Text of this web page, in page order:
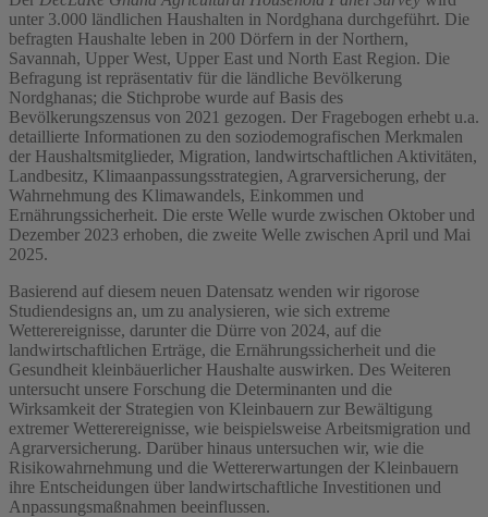
unter 3.000 ländlichen Haushalten in Nordghana durchgeführt. Die
befragten Haushalte leben in 200 Dörfern in der Northern,
Savannah, Upper West, Upper East und North East Region. Die
Befragung ist repräsentativ für die ländliche Bevölkerung
Nordghanas; die Stichprobe wurde auf Basis des
Bevölkerungszensus von 2021 gezogen. Der Fragebogen erhebt u.a.
detaillierte Informationen zu den soziodemografischen Merkmalen
der Haushaltsmitglieder, Migration, landwirtschaftlichen Aktivitäten,
Landbesitz, Klimaanpassungsstrategien, Agrarversicherung, der
Wahrnehmung des Klimawandels, Einkommen und
Ernährungssicherheit. Die erste Welle wurde zwischen Oktober und
Dezember 2023 erhoben, die zweite Welle zwischen April und Mai
2025.
Basierend auf diesem neuen Datensatz wenden wir rigorose
Studiendesigns an, um zu analysieren, wie sich extreme
Wetterereignisse, darunter die Dürre von 2024, auf die
landwirtschaftlichen Erträge, die Ernährungssicherheit und die
Gesundheit kleinbäuerlicher Haushalte auswirken. Des Weiteren
untersucht unsere Forschung die Determinanten und die
Wirksamkeit der Strategien von Kleinbauern zur Bewältigung
extremer Wetterereignisse, wie beispielsweise Arbeitsmigration und
Agrarversicherung. Darüber hinaus untersuchen wir, wie die
Risikowahrnehmung und die Wettererwartungen der Kleinbauern
ihre Entscheidungen über landwirtschaftliche Investitionen und
Anpassungsmaßnahmen beeinflussen.